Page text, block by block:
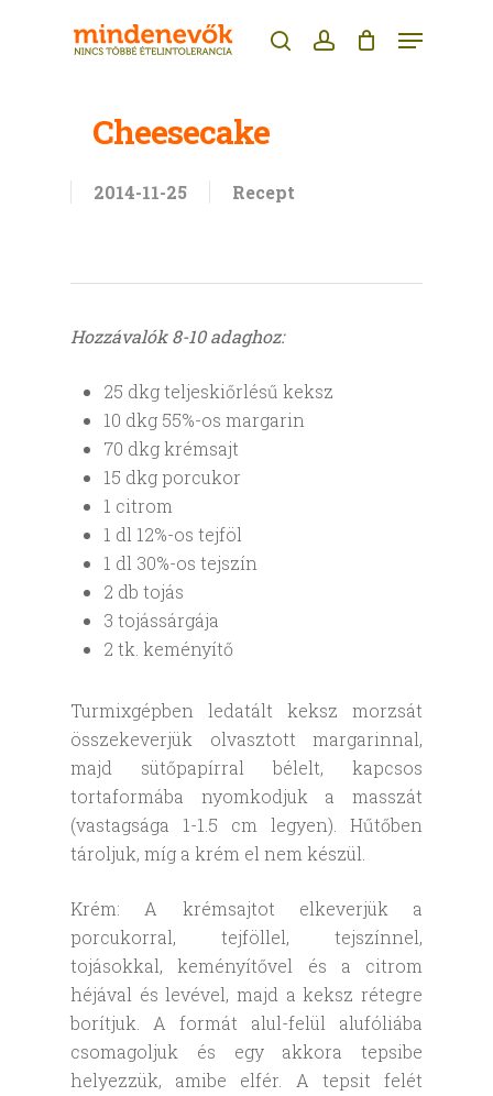
searchaccount
Menu
Cheesecake
2014-11-25 Recept
Hozzávalók 8-10 adaghoz:
25 dkg teljeskiőrlésű keksz
10 dkg 55%-os margarin
70 dkg krémsajt
15 dkg porcukor
1 citrom
1 dl 12%-os tejföl
1 dl 30%-os tejszín
2 db tojás
3 tojássárgája
2 tk. keményítő
Turmixgépben ledatált keksz morzsát
összekeverjük olvasztott margarinnal,
majd sütőpapírral bélelt, kapcsos
tortaformába nyomkodjuk a masszát
(vastagsága 1-1.5 cm legyen). Hűtőben
tároljuk, míg a krém el nem készül.
Krém: A krémsajtot elkeverjük a
porcukorral, tejföllel, tejszínnel,
tojásokkal, keményítővel és a citrom
héjával és levével, majd a keksz rétegre
borítjuk. A formát alul-felül alufóliába
csomagoljuk és egy akkora tepsibe
helyezzük, amibe elfér. A tepsit felét